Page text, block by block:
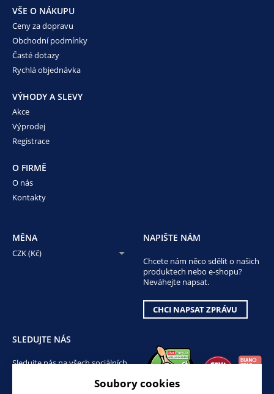
VŠE O NÁKUPU
Ceny za dopravu
Obchodní podmínky
Časté dotazy
Rychlá objednávka
VÝHODY A SLEVY
Akce
Výprodej
Registrace
O FIRMĚ
O nás
Kontakty
MĚNA
CZK (Kč)
NAPIŠTE NÁM
Chcete nám něco sdělit o našich
produktech nebo e-shopu?
Neváhejte napsat.
CHCI NAPSAT ZPRÁVU
SLEDUJTE NÁS
Sledujte nás na všech sociálních
Soubory cookies